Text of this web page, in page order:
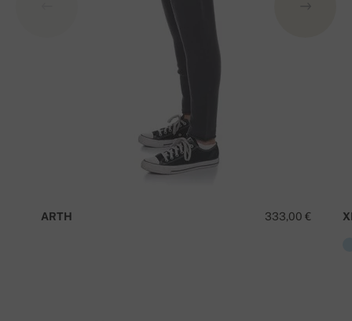
333,00 €
ARTH